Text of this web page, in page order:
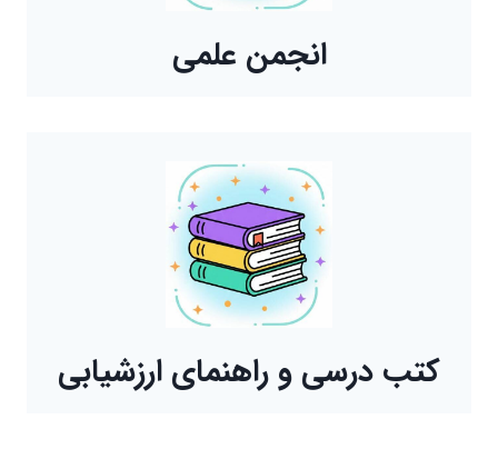
انجمن علمی
کتب درسی و راهنمای ارزشیابی